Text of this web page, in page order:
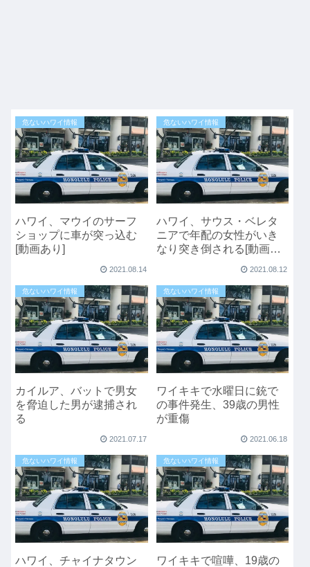
危ないハワイ情報
ハワイ、マウイのサーフ
ショップに車が突っ込む
[動画あり]
2021.08.14
危ないハワイ情報
ハワイ、サウス・ベレタ
ニアで年配の女性がいき
なり突き倒される[動画あ
2021.08.12
危ないハワイ情報
カイルア、バットで男女
を脅迫した男が逮捕され
る
2021.07.17
危ないハワイ情報
ワイキキで水曜日に銃で
の事件発生、39歳の男性
が重傷
2021.06.18
危ないハワイ情報
ハワイ、チャイナタウン
危ないハワイ情報
ワイキキで喧嘩、19歳の